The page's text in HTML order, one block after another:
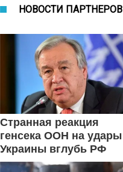
НОВОСТИ ПАРТНЕРОВ